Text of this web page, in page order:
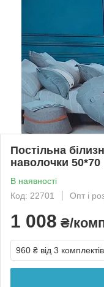
Постільна
наволочки 50*70
В наявності
Код: 22701
Опт і
1 008 ₴/
960 ₴ від 3 комплектів